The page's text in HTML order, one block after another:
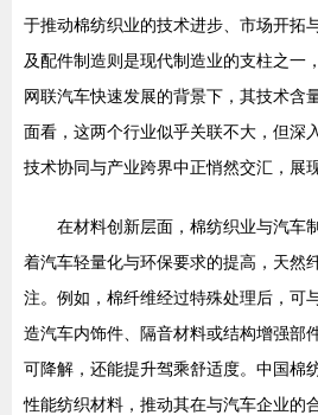
于推动棉纺织业的技术进步、市场开拓
及配件制造则是现代制造业的支柱之一
网联汽车快速发展的背景下，其技术含
面看，这两个行业似乎关联不大，但深
技术协同与产业跨界中正悄然交汇，展
在材料创新层面，棉纺织业与汽车
着汽车轻量化与环保要求的提高，天然
注。例如，棉纤维经过特殊处理后，可
造汽车内饰件、隔音材料或结构增强部
可降解，还能提升驾乘舒适度。中国棉
性能纺织材料，推动其在与汽车企业的